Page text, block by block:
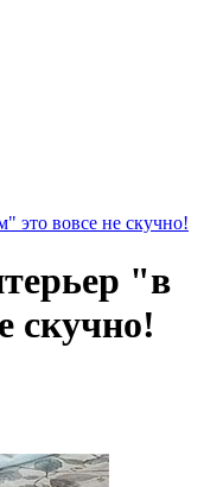
это вовсе не скучно!
"в
скучно!